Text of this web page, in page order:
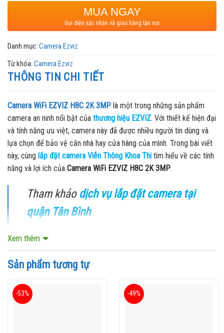
MUA NGAY
Gọi điện xác nhận và giao hàng tận nơi
Danh mục: Camera Ezviz
Từ khóa: Camera Ezviz
THÔNG TIN CHI TIẾT
Camera WiFi EZVIZ H8C 2K 3MP là một trong những sản phẩm
camera an ninh nổi bật của thương hiệu EZVIZ. Với thiết kế hiện đại
và tính năng ưu việt, camera này đã được nhiều người tin dùng và
lựa chọn để bảo vệ căn nhà hay cửa hàng của mình. Trong bài viết
này, cùng lắp đặt camera Viễn Thông Khoa Thi tìm hiểu về các tính
năng và lợi ích của Camera WiFi EZVIZ H8C 2K 3MP.
Tham khảo dịch vụ lắp đặt camera tại
quận Tân Bình
Xem sản phẩm liên quan:
EZVIZ C8C 2mp
Xem sản phẩm liên quan:Camera quan
Xem thêm
Sản phẩm tương tự
-53% -49%